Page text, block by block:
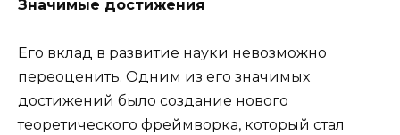
Значимые достижения
Его вклад в развитие науки невозможно
переоценить. Одним из его значимых
достижений было создание нового
теоретического фреймворка, который стал